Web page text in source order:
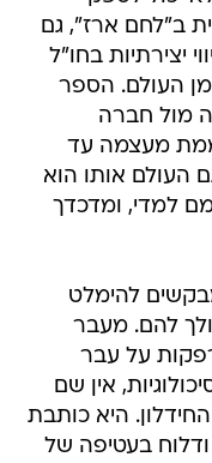
ב"לחם ארז", גם
יצירתיות בחו"ל
העולם. הספר
מול חברה
מעצמה עד
העולם אותו הוא
למדי, ומדכדך
להימלט
להם. מעבר
על עבר
אין שם
היא כותבת
בעטיפה של